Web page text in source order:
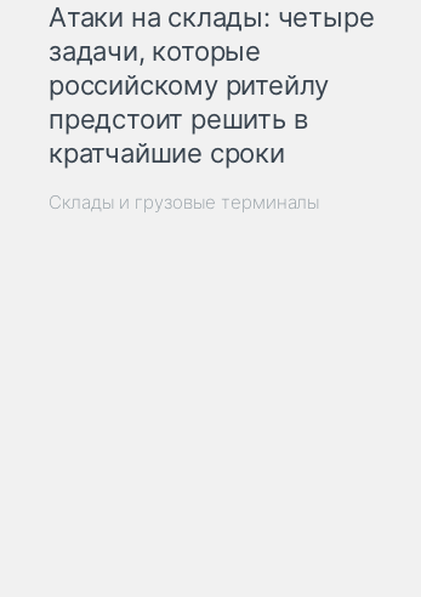
Атаки на склады: четыре
задачи, которые
российскому ритейлу
предстоит решить в
кратчайшие сроки
Склады и грузовые терминалы